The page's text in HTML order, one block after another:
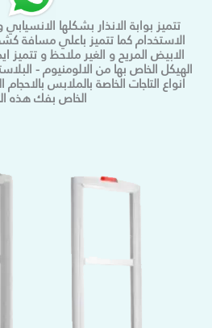
تتميز بوابة الانذار بشكلها
الهيكل الخاص بها من الالومنيوم -
انواع التاجات الخاصة بالملابس
الخاص بفك هذه